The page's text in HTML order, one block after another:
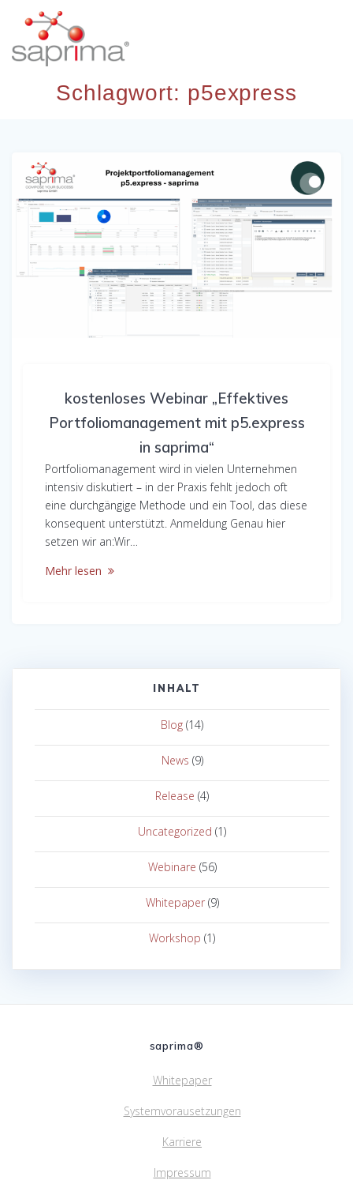
Schlagwort: p5express
kostenloses Webinar „Effektives
Portfoliomanagement mit p5.express
in saprima“
Portfoliomanagement wird in vielen Unternehmen
intensiv diskutiert – in der Praxis fehlt jedoch oft
eine durchgängige Methode und ein Tool, das diese
konsequent unterstützt. Anmeldung Genau hier
setzen wir an:Wir…
Mehr lesen
INHALT
Blog (14)
News (9)
Release (4)
Uncategorized (1)
Webinare (56)
Whitepaper(9)
Workshop (1)
saprima®
Whitepaper
Systemvorausetzungen
Karriere
Impressum